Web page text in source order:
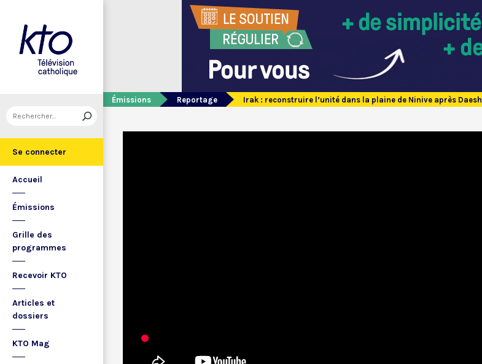
Se connecter
Accueil
Émissions
Grille des
programmes
Recevoir KTO
Articles et
dossiers
KTO Mag
Émissions Reportage Irak : reconstruire l’unité dans la plaine de Ninive après Daesh